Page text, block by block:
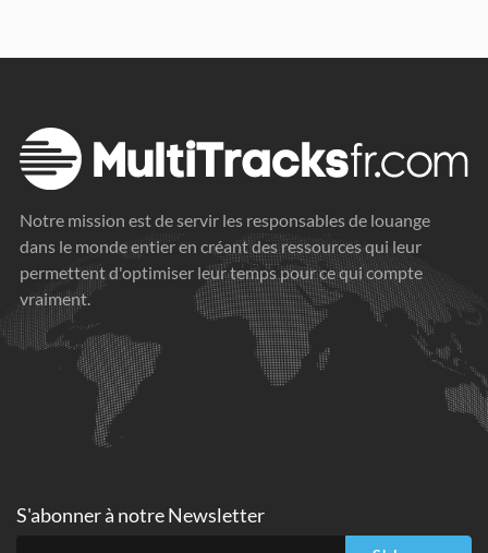
Notre mission est de servir les responsables de louange
dans le monde entier en créant des ressources qui leur
permettent d'optimiser leur temps pour ce qui compte
vraiment.
S'abonner à notre Newsletter